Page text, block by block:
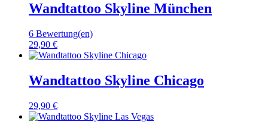
Wandtattoo Skyline München
6 Bewertung(en)
29,90 €
Wandtattoo Skyline Chicago
29,90 €